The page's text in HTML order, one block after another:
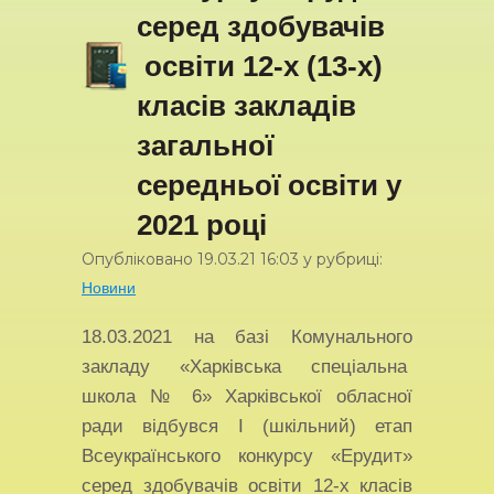
серед здобувачів
освіти 12-х (13-х)
класів закладів
загальної
середньої освіти у
2021 році
Опубліковано 19.03.21 16:03 у рубриці:
Новини
18.03.2021 на базі Комунального
закладу «Харківська спеціальна
школа № 6» Харківської обласної
ради відбувся І (шкільний) етап
Всеукраїнського конкурсу «Ерудит»
серед здобувачів освіти 12-х класів